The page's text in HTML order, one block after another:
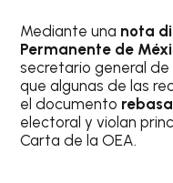
Mediante una nota
Permanente de
secretario general
que algunas de las
el documento
electoral y violan
Carta de la OEA.